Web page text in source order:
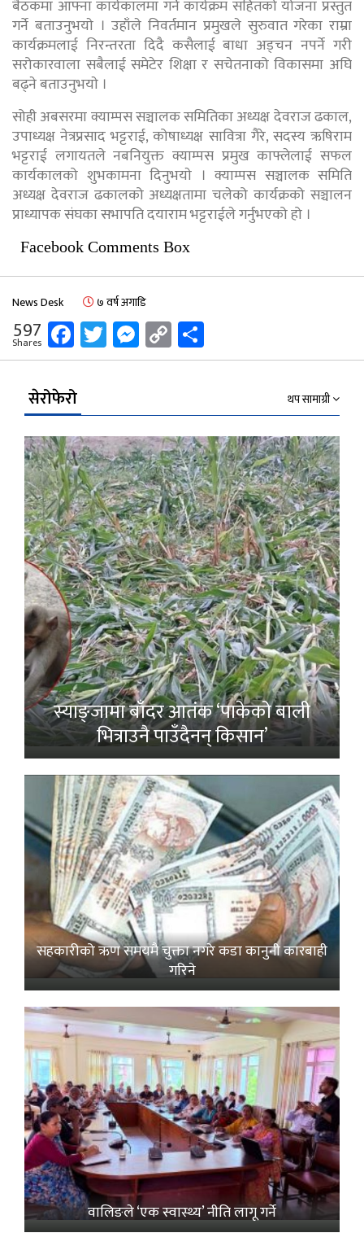
बैठकमा आफ्ना कार्यकालमा गर्ने कार्यक्रम सहितको योजना प्रस्तुत
गर्ने बताउनुभयाे । उहाँले निवर्तमान प्रमुखले सुरुवात गरेका राम्रा
कार्यक्रमलाई निरन्तरता दिदै कसैलाई बाधा अड्चन नपर्ने गरी
सरोकारवाला सबैलाई समेटेर शिक्षा र सचेतनाको विकासमा अघि
बढ्ने बताउनुभयाे ।
सोही अबसरमा क्याम्पस सञ्चालक समितिका अध्यक्ष देवराज ढकाल,
उपाध्यक्ष नेत्रप्रसाद भट्टराई, कोषाध्यक्ष सावित्रा गैरे, सदस्य ऋषिराम
भट्टराई लगायतले नबनियुक्त क्याम्पस प्रमुख काफ्लेलाई सफल
कार्यकालको शुभकामना दिनुभयाे । क्याम्पस सञ्चालक समिति
अध्यक्ष देवराज ढकालको अध्यक्षतामा चलेको कार्यक्रको सञ्चालन
प्राध्यापक संघका सभापति दयाराम भट्टराईले गर्नुभएको हो ।
Facebook Comments Box
News Desk ७ वर्ष अगाडि
597
Shares Facebook
Twitter
Messenger
Copy
Link
सेरोफेरो थप सामाग्री
स्याङ्जामा बाँदर आतंक ‘पाकेको बाली
भित्राउनै पाउँदैनन् किसान’
सहकारीको ऋण समयमै चुक्ता नगरे कडा कानुनी कारबाही
गरिने
वालिङले ‘एक स्वास्थ्य’ नीति लागू गर्ने